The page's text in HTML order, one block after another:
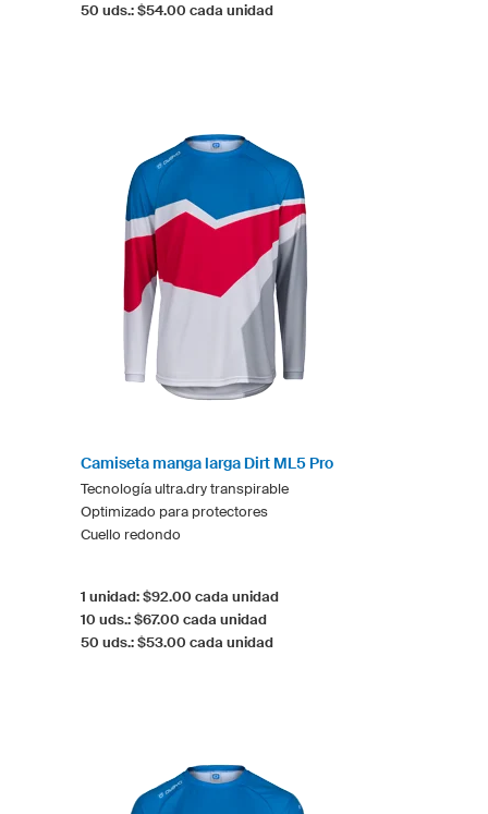
50 uds.: $54.00 cada unidad
Camiseta manga larga Dirt ML5 Pro
Tecnología ultra.dry transpirable
Optimizado para protectores
Cuello redondo
1 unidad: $92.00 cada unidad
10 uds.: $67.00 cada unidad
50 uds.: $53.00 cada unidad